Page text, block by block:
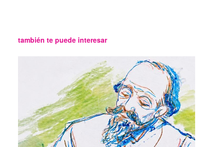
también te puede interesar